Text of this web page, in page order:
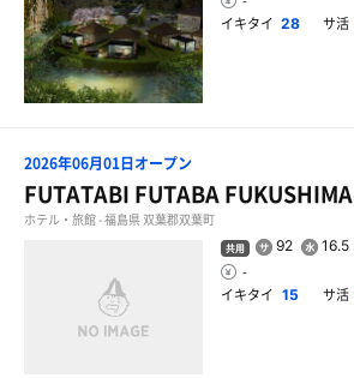
イキタイ 28 サ活
2026年06月01日オープン
FUTATABI FUTABA FUKUSHIMA
ホテル・旅館 - 福島県 双葉郡双葉町
共用 92 16.5
-
イキタイ 15 サ活